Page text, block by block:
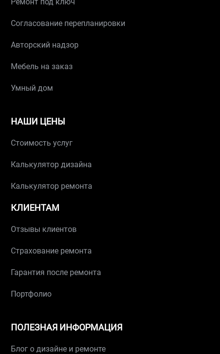
Согласование перепланировки
Авторский надзор
Мебель на заказ
Умный дом
НАШИ ЦЕНЫ
Стоимость услуг
Калькулятор дизайна
Калькулятор ремонта
КЛИЕНТАМ
Отзывы клиентов
Страхование ремонта
Гарантия после ремонта
Портфолио
ПОЛЕЗНАЯ ИНФОРМАЦИЯ
Блог о дизайне и ремонте